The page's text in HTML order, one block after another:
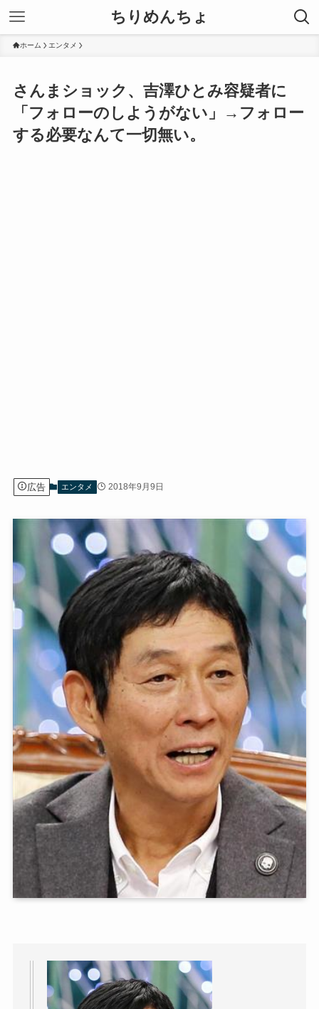
ちりめんちょ
ホーム エンタメ
さんまショック、吉澤ひとみ容疑者に
「フォローのしようがない」→フォロー
する必要なんて一切無い。
広告 エンタメ 2018年9月9日